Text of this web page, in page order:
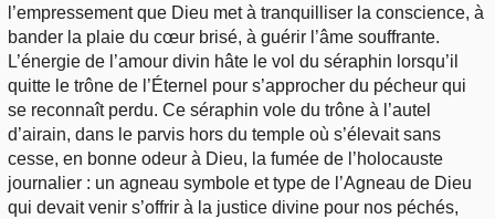
l’empressement que Dieu met à tranquilliser la conscience, à
bander la plaie du cœur brisé, à guérir l’âme souffrante.
L’énergie de l’amour divin hâte le vol du séraphin lorsqu’il
quitte le trône de l’Éternel pour s’approcher du pécheur qui
se reconnaît perdu. Ce séraphin vole du trône à l’autel
d’airain, dans le parvis hors du temple où s’élevait sans
cesse, en bonne odeur à Dieu, la fumée de l’holocauste
journalier : un agneau symbole et type de l’Agneau de Dieu
qui devait venir s’offrir à la justice divine pour nos péchés,